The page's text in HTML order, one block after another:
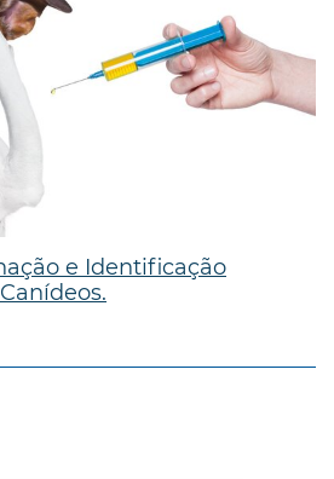
e Identificação